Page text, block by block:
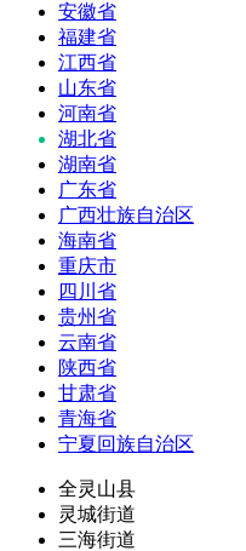
安徽省
福建省
江西省
山东省
河南省
湖北省
湖南省
广东省
广西壮族自治区
海南省
重庆市
四川省
贵州省
云南省
陕西省
甘肃省
青海省
宁夏回族自治区
全灵山县
灵城街道
三海街道